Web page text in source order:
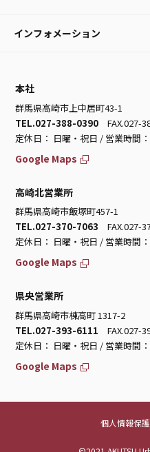
インフォメーション
本社
群馬県高崎市上中居町43-1
TEL.027-388-0390 FAX.027-
定休日： 日曜・祝日 / 営業時間
Google Maps
高崎北営業所
群馬県高崎市飯塚町457-1
TEL.027-370-7063 FAX.027-
定休日： 日曜・祝日 / 営業時間
Google Maps
県央営業所
群馬県高崎市棟高町 1317-2
TEL.027-393-6111 FAX.027-
定休日： 日曜・祝日 / 営業時間
Google Maps
個人情報保